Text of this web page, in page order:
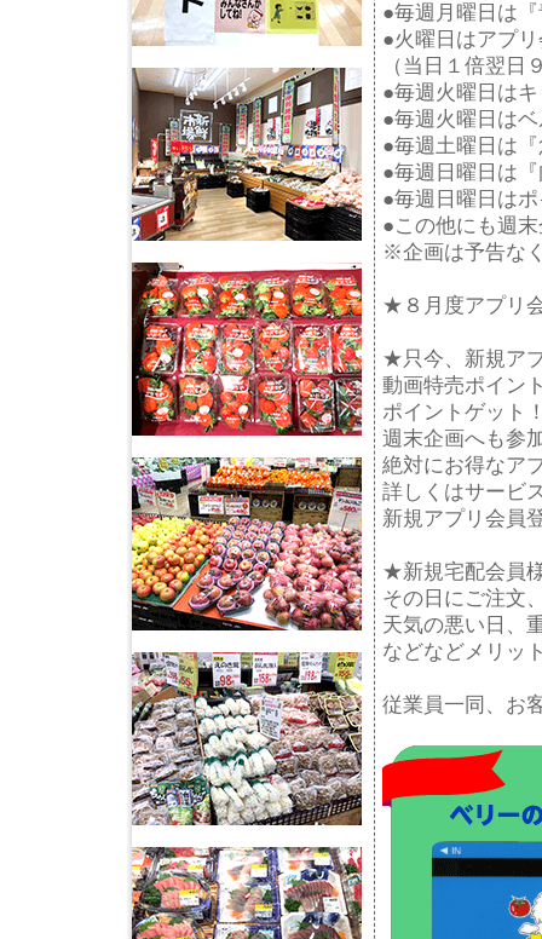
●毎週月曜日は
●火曜日はアプ
（当日１倍翌日
●毎週火曜日は
●毎週火曜日は
●毎週土曜日は
●毎週日曜日は
●毎週日曜日は
●この他にも週
※企画は予告な
★８月度アプリ
★只今、新規ア
動画特売ポイン
ポイントゲット
週末企画へも参
絶対にお得なア
詳しくはサービ
新規アプリ会員
★新規宅配会員
その日にご注文
天気の悪い日、
などなどメリッ
従業員一同、お